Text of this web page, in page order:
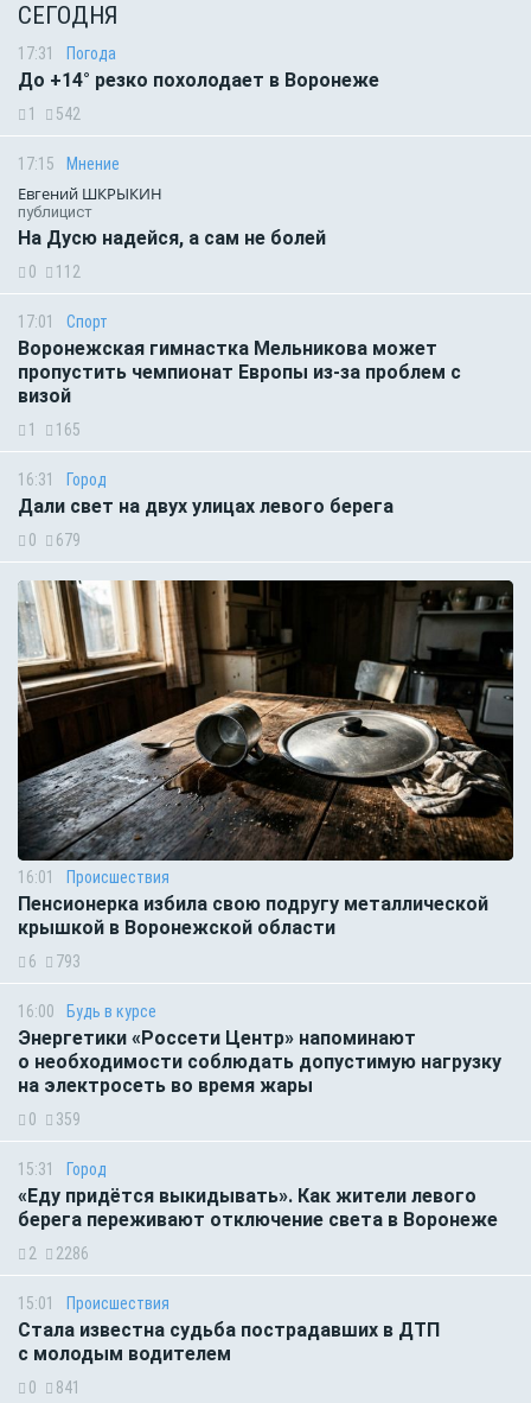
СЕГОДНЯ
17:31 Погода
До +14° резко похолодает в Воронеже
1 542
17:15 Мнение
Евгений ШКРЫКИН
публицист
На Дусю надейся, а сам не болей
0 112
17:01 Спорт
Воронежская гимнастка Мельникова может
пропустить чемпионат Европы из-за проблем с
визой
1 165
16:31 Город
Дали свет на двух улицах левого берега
0 679
16:01 Происшествия
Пенсионерка избила свою подругу металлической
крышкой в Воронежской области
6 793
16:00 Будь в курсе
Энергетики «Россети Центр» напоминают
о необходимости соблюдать допустимую нагрузку
на электросеть во время жары
0 359
15:31 Город
«Еду придётся выкидывать». Как жители левого
берега переживают отключение света в Воронеже
2 2286
15:01 Происшествия
Стала известна судьба пострадавших в ДТП
с молодым водителем
0 841